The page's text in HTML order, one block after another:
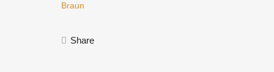
Braun
Share